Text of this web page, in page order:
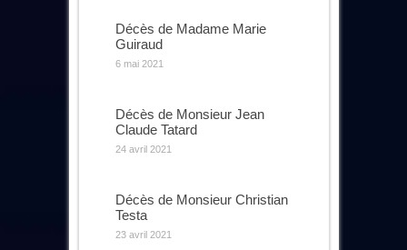
Décès de Madame Marie
Guiraud
6 mai 2021
Décès de Monsieur Jean
Claude Tatard
24 avril 2021
Décès de Monsieur Christian
Testa
23 avril 2021